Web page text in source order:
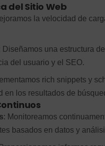
del Sitio Web
la velocidad de
Diseñamos una estructura
del usuario y el SEO.
rich snippets y
en los resultados de
: Monitoreamos
basados en datos y